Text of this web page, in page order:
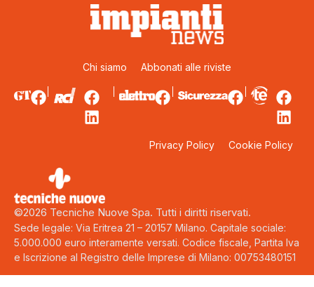
Chi siamo Abbonati alle riviste
Privacy Policy Cookie Policy
©2026 Tecniche Nuove Spa. Tutti i diritti riservati.
Sede legale: Via Eritrea 21 – 20157 Milano. Capitale sociale:
5.000.000 euro interamente versati. Codice fiscale, Partita Iva
e Iscrizione al Registro delle Imprese di Milano: 00753480151